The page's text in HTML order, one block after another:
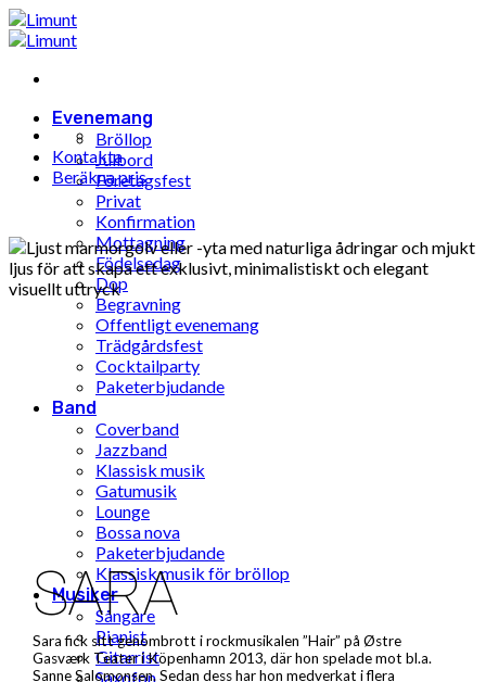
Hoppa
till
Evenemang
Bröllop
Julbord
Företagsfest
Privat
Konfirmation
Mottagning
Födelsedag
Dop
Begravning
Offentligt evenemang
Trädgårdsfest
Cocktailparty
Paketerbjudande
Band
Coverband
Jazzband
Klassisk musik
Gatumusik
Lounge
Bossa nova
Paketerbjudande
Klassisk musik för bröllop
Musiker
Sångare
Pianist
Gitarrist
Saxofon
Kontakta
Beräkna pris
SARA
Sara fick sitt genombrott i rockmusikalen ”Hair” på Østre
Gasværk Teater i Köpenhamn 2013, där hon spelade mot bl.a.
Sanne Salomonsen. Sedan dess har hon medverkat i flera